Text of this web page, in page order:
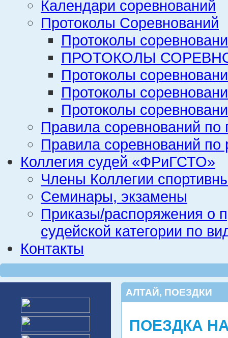
Календари соревнований
Протоколы Соревнований
Протоколы
ПРОТОКОЛЫ
Протоколы
Протоколы
Протоколы
Правила соревнований по
Правила соревнований по
Коллегия судей «ФРиГСТО»
Члены Коллегии
Семинары, экзамены
Приказы/распоряжения о
судейской категории по
Контакты
АЛТАЙ, ПОЕЗДКИ
ПОЕЗДКА